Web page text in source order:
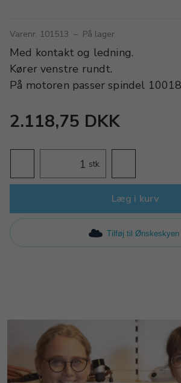
Varenr. 101513 – På lager
Med kontakt og ledning.
Kører venstre rundt.
På motoren passer spindel
2.118,75 DKK
stk.
Læg i kurv
Tilføj til Ønskeskyen